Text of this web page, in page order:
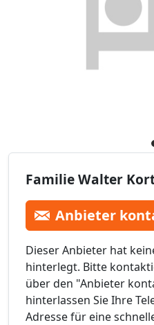
Familie Walter
Anbieter
Dieser Anbieter hat
hinterlegt. Bitte
über den "Anbieter
hinterlassen Sie Ihre
Adresse für eine